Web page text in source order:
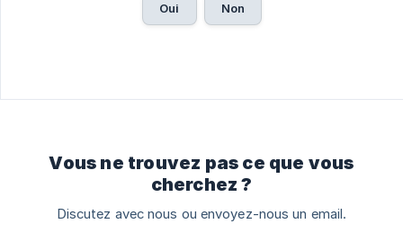
Oui Non
Vous ne trouvez pas ce que vous
cherchez ?
Discutez avec nous ou envoyez-nous un email.